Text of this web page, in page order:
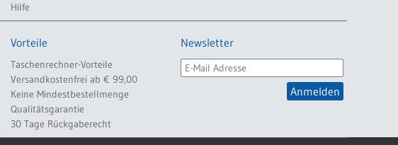
Hilfe
Vorteile
Taschenrechner-Vorteile
Versandkostenfrei ab € 99,00
Keine Mindestbestellmenge
Qualitätsgarantie
30 Tage Rückgaberecht
Newsletter
Anmelden